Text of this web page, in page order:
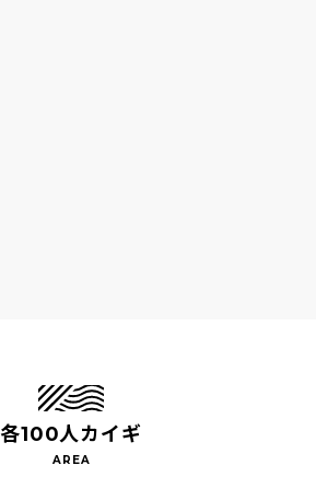
各100人カイギ